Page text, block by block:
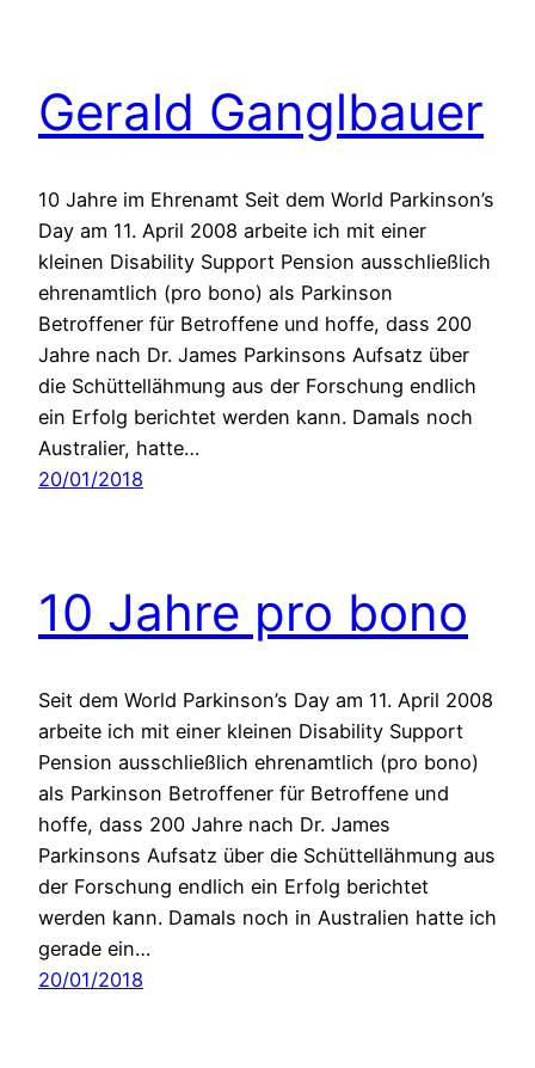
Gerald Ganglbauer
10 Jahre im Ehrenamt Seit dem World Parkinson’s
Day am 11. April 2008 arbeite ich mit einer
kleinen Disability Support Pension ausschließlich
ehrenamtlich (pro bono) als Parkinson
Betroffener für Betroffene und hoffe, dass 200
Jahre nach Dr. James Parkinsons Aufsatz über
die Schüttellähmung aus der Forschung endlich
ein Erfolg berichtet werden kann. Damals noch
Australier, hatte…
20/01/2018
10 Jahre pro bono
Seit dem World Parkinson’s Day am 11. April 2008
arbeite ich mit einer kleinen Disability Support
Pension ausschließlich ehrenamtlich (pro bono)
als Parkinson Betroffener für Betroffene und
hoffe, dass 200 Jahre nach Dr. James
Parkinsons Aufsatz über die Schüttellähmung aus
der Forschung endlich ein Erfolg berichtet
werden kann. Damals noch in Australien hatte ich
gerade ein…
20/01/2018